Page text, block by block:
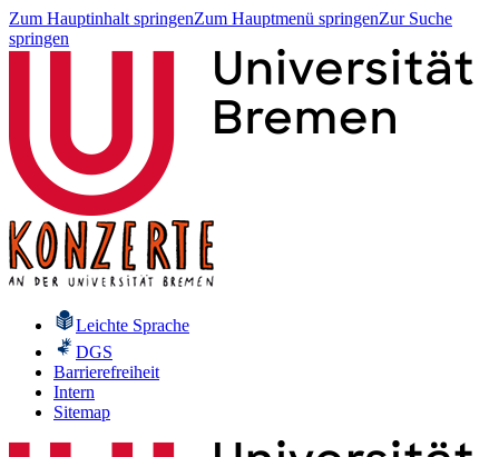
Zum Hauptinhalt springenZum Hauptmenü springenZur Suche
springen
Leichte Sprache
DGS
Barrierefreiheit
Intern
Sitemap